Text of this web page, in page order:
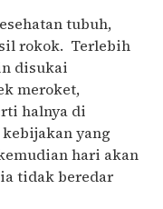
tubuh,
rokok. Terlebih
disukai
meroket,
halnya di
yang
hari akan
tidak beredar